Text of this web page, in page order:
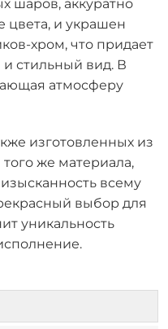
шаров, аккуратно
цвета, и украшен
хром, что придает
стильный вид. В
атмосферу
изготовленных из
же материала,
всему
выбор для
уникальность